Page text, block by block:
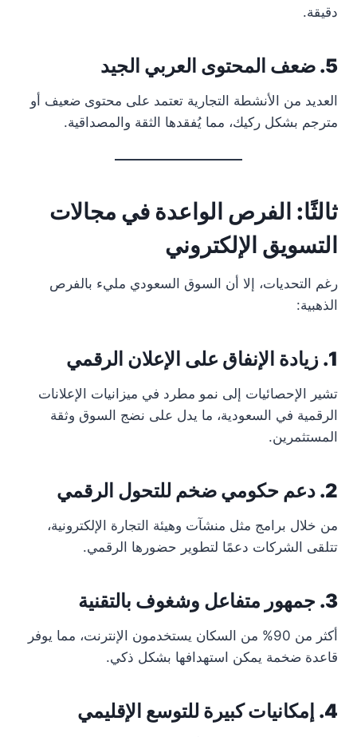
دقيقة.
5. ضعف المحتوى العربي الجيد
العديد من الأنشطة التجارية تعتمد على محتوى ضعيف أو
مترجم بشكل ركيك، مما يُفقدها الثقة والمصداقية.
ثالثًا: الفرص الواعدة في مجالات
التسويق الإلكتروني
رغم التحديات، إلا أن السوق السعودي مليء بالفرص
الذهبية:
1. زيادة الإنفاق على الإعلان الرقمي
تشير الإحصائيات إلى نمو مطرد في ميزانيات الإعلانات
الرقمية في السعودية، ما يدل على نضج السوق وثقة
المستثمرين.
2. دعم حكومي ضخم للتحول الرقمي
من خلال برامج مثل منشآت وهيئة التجارة الإلكترونية،
تتلقى الشركات دعمًا لتطوير حضورها الرقمي.
3. جمهور متفاعل وشغوف بالتقنية
أكثر من 90% من السكان يستخدمون الإنترنت، مما يوفر
قاعدة ضخمة يمكن استهدافها بشكل ذكي.
4. إمكانيات كبيرة للتوسع الإقليمي